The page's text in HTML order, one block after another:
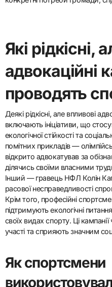
використовуючи особисті
громадами, які стикаються з
співпереживання, сприяючи
спортсмен, який подолав
підтримку психічного
обізнаність. Їхній життєвий
конкретні потреби громади,
Які рідкісні,
адвокаційні
проводять
Деякі рідкісні, але впливові
помітних прикладів —
відкрито адвокатував за
ділячись своїми власними